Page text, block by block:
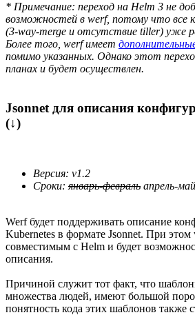
* Примечание: переход на Helm 3 не
возможностей в werf, потому что все
(3-way-merge и отсутствие tiller) уже
Более того, werf имеет
помимо указанных. Однако этот
планах и будет осуществлен.
Jsonnet для описания
(↓)
Версия: v1.2
Сроки: январь-февраль апрель-май
Werf будет поддерживать описание
Kubernetes в формате Jsonnet. При этом
совместимым с Helm и будет
описания.
Причиной служит тот факт, что
множества людей, имеют большой
понятность кода этих шаблонов также